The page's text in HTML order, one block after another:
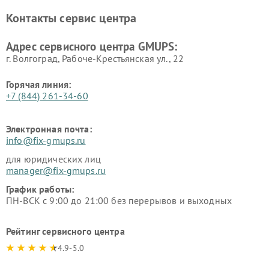
Контакты сервис центра
Адрес сервисного центра GMUPS:
г. Волгоград, Рабоче-Крестьянская ул., 22
Горячая линия:
+7 (844) 261-34-60
Электронная почта:
info@fix-gmups.ru
для юридических лиц
manager@fix-gmups.ru
График работы:
ПН-ВСК с 9:00 до 21:00 без перерывов и выходных
Рейтинг сервисного центра
4.9-5.0